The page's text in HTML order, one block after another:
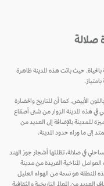
حيث باتت هذه المدينة ظاهرة
الأبيض. كما أن للتاريخ والحضارة
هذه المدينة الزوار من شتى أصقاع
بالإضافة إلى العديد من
إلى ما وراء حدود المدينة.
في صلالة، تظللها أشجار جوز الهند
المناخية الفريدة من مدينة
هو نسمة من الهواء العليل